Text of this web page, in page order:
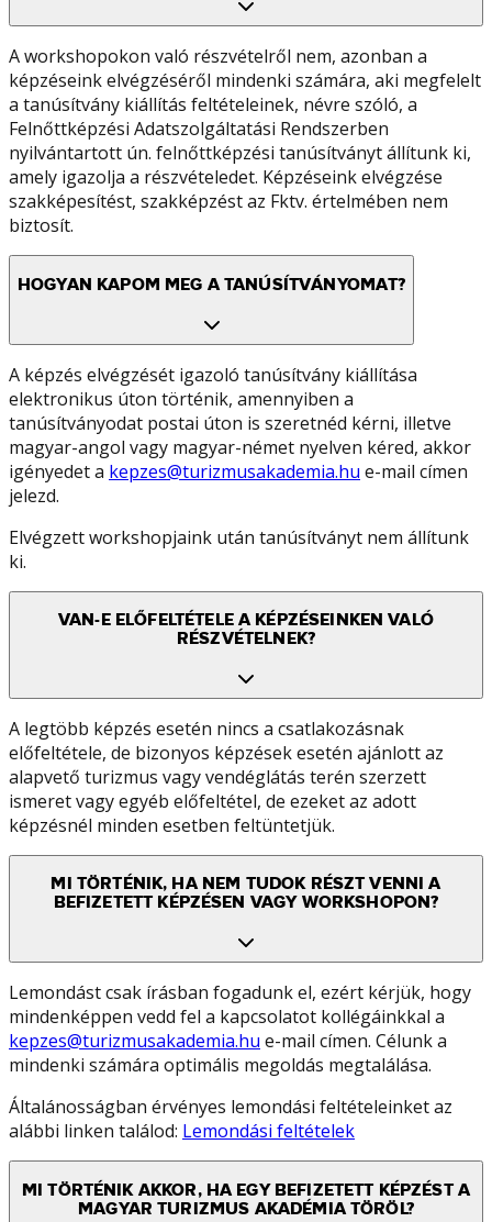
A workshopokon való részvételről nem, azonban a
képzéseink elvégzéséről mindenki számára, aki megfelelt
a tanúsítvány kiállítás feltételeinek, névre szóló, a
Felnőttképzési Adatszolgáltatási Rendszerben
nyilvántartott ún. felnőttképzési tanúsítványt állítunk ki,
amely igazolja a részvételedet. Képzéseink elvégzése
szakképesítést, szakképzést az Fktv. értelmében nem
biztosít.
HOGYAN KAPOM MEG A TANÚSÍTVÁNYOMAT?
A képzés elvégzését igazoló tanúsítvány kiállítása
elektronikus úton történik, amennyiben a
tanúsítványodat postai úton is szeretnéd kérni, illetve
magyar-angol vagy magyar-német nyelven kéred, akkor
igényedet a kepzes@turizmusakademia.hu e-mail címen
jelezd.
Elvégzett workshopjaink után tanúsítványt nem állítunk
ki.
VAN-E ELŐFELTÉTELE A KÉPZÉSEINKEN VALÓ
RÉSZVÉTELNEK?
A legtöbb képzés esetén nincs a csatlakozásnak
előfeltétele, de bizonyos képzések esetén ajánlott az
alapvető turizmus vagy vendéglátás terén szerzett
ismeret vagy egyéb előfeltétel, de ezeket az adott
képzésnél minden esetben feltüntetjük.
MI TÖRTÉNIK, HA NEM TUDOK RÉSZT VENNI A
BEFIZETETT KÉPZÉSEN VAGY WORKSHOPON?
Lemondást csak írásban fogadunk el, ezért kérjük, hogy
mindenképpen vedd fel a kapcsolatot kollégáinkkal a
kepzes@turizmusakademia.hu e-mail címen. Célunk a
mindenki számára optimális megoldás megtalálása.
Általánosságban érvényes lemondási feltételeinket az
alábbi linken találod: Lemondási feltételek
MI TÖRTÉNIK AKKOR, HA EGY BEFIZETETT KÉPZÉST A
MAGYAR TURIZMUS AKADÉMIA TÖRÖL?